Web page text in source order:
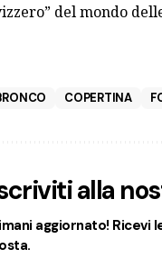
del mondo
COPERTINA
alla
aggiornato!